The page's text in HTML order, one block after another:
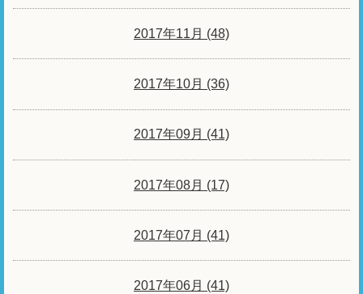
2017年11月 (48)
2017年10月 (36)
2017年09月 (41)
2017年08月 (17)
2017年07月 (41)
2017年06月 (41)